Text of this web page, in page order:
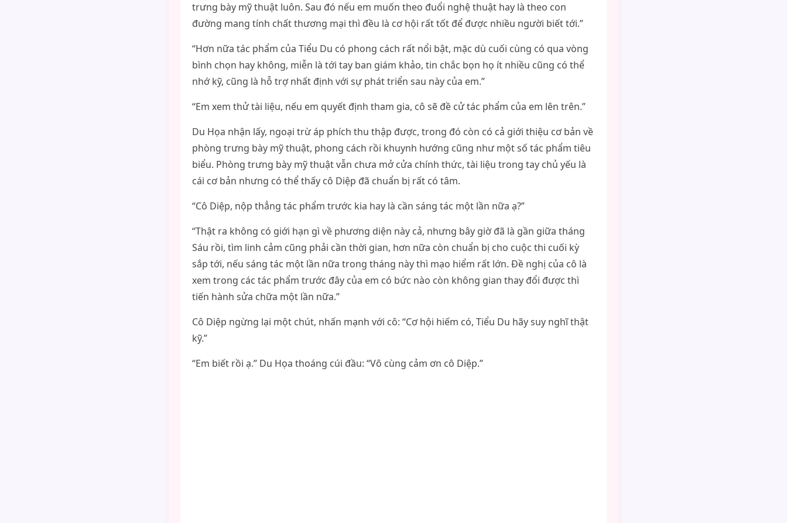
trưng bày mỹ thuật luôn. Sau đó nếu em muốn theo đuổi nghệ thuật hay là theo con
đường mang tính chất thương mại thì đều là cơ hội rất tốt để được nhiều người biết tới.”
“Hơn nữa tác phẩm của Tiểu Du có phong cách rất nổi bật, mặc dù cuối cùng có qua vòng
bình chọn hay không, miễn là tới tay ban giám khảo, tin chắc bọn họ ít nhiều cũng có thể
nhớ kỹ, cũng là hỗ trợ nhất định với sự phát triển sau này của em.”
“Em xem thử tài liệu, nếu em quyết định tham gia, cô sẽ đề cử tác phẩm của em lên trên.”
Du Họa nhận lấy, ngoại trừ áp phích thu thập được, trong đó còn có cả giới thiệu cơ bản về
phòng trưng bày mỹ thuật, phong cách rồi khuynh hướng cũng như một số tác phẩm tiêu
biểu. Phòng trưng bày mỹ thuật vẫn chưa mở cửa chính thức, tài liệu trong tay chủ yếu là
cái cơ bản nhưng có thể thấy cô Diệp đã chuẩn bị rất có tâm.
“Cô Diệp, nộp thẳng tác phẩm trước kia hay là cần sáng tác một lần nữa ạ?”
“Thật ra không có giới hạn gì về phương diện này cả, nhưng bây giờ đã là gần giữa tháng
Sáu rồi, tìm linh cảm cũng phải cần thời gian, hơn nữa còn chuẩn bị cho cuộc thi cuối kỳ
sắp tới, nếu sáng tác một lần nữa trong tháng này thì mạo hiểm rất lớn. Đề nghị của cô là
xem trong các tác phẩm trước đây của em có bức nào còn không gian thay đổi được thì
tiến hành sửa chữa một lần nữa.”
Cô Diệp ngừng lại một chút, nhấn mạnh với cô: “Cơ hội hiếm có, Tiểu Du hãy suy nghĩ thật
kỹ.”
“Em biết rồi ạ.” Du Họa thoáng cúi đầu: “Vô cùng cảm ơn cô Diệp.”